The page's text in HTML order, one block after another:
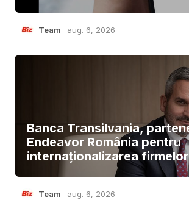
Team aug. 6, 2026
Banca Transilvania,
Endeavor România pentru
internaționalizarea firmelor
Team aug. 6, 2026